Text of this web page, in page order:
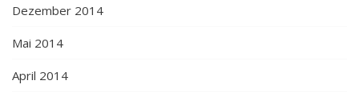
Dezember 2014
Mai 2014
April 2014